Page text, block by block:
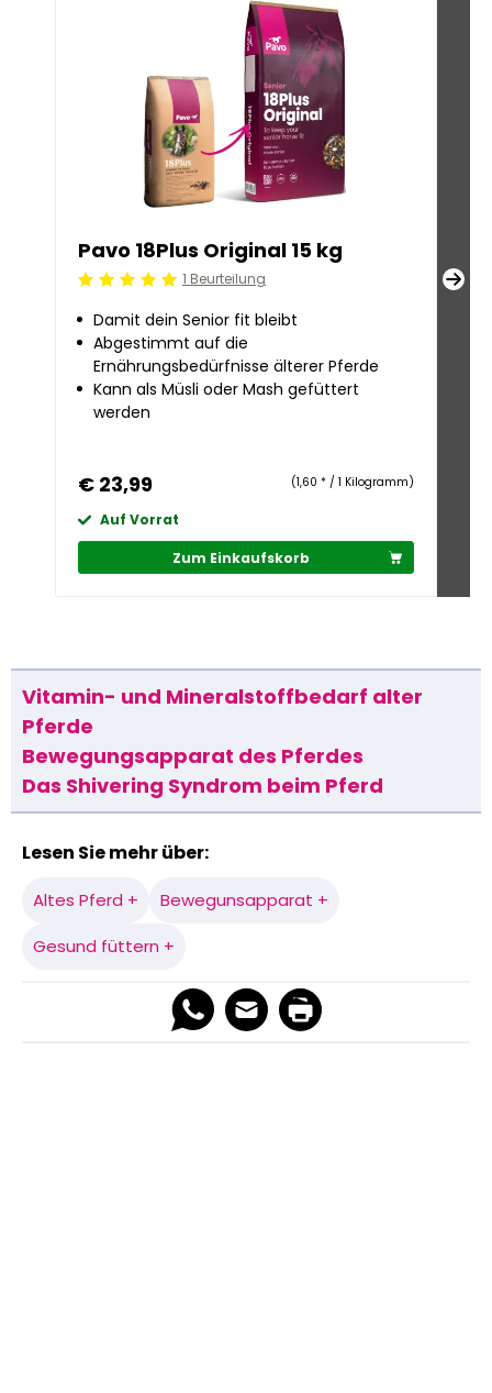
Pavo 18Plus Original 15 kg
Beoordeling: 5/51 Beurteilung
Damit dein Senior fit bleibt
Abgestimmt auf die
Ernährungsbedürfnisse älterer Pferde
Kann als Müsli oder Mash gefüttert
werden
€ 23,99 (1,60 * / 1 Kilogramm)
Auf Vorrat
Zum Einkaufskorb
Vitamin- und Mineralstoffbedarf alter
Pferde
Bewegungsapparat des Pferdes
Das Shivering Syndrom beim Pferd
Lesen Sie mehr über:
Altes Pferd +
Bewegunsapparat +
Gesund füttern +